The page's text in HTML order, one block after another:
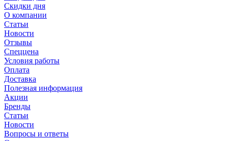
Скидки дня
О компании
Статьи
Новости
Отзывы
Спеццена
Условия работы
Оплата
Доставка
Полезная информация
Акции
Бренды
Статьи
Новости
Вопросы и ответы